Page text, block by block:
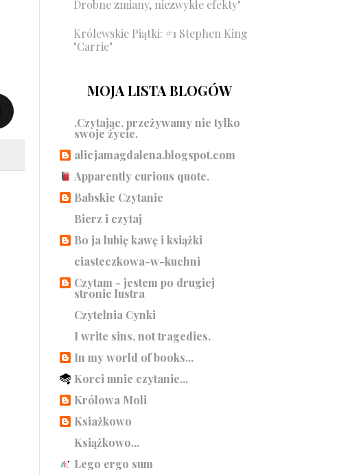
Drobne zmiany, niezwykłe efekty"
Królewskie Piątki: #1 Stephen King
"Carrie"
MOJA LISTA BLOGÓW
.Czytając, przeżywamy nie tylko
swoje życie.
alicjamagdalena.blogspot.com
Apparently curious quote.
Babskie Czytanie
Bierz i czytaj
Bo ja lubię kawę i książki
ciasteczkowa-w-kuchni
Czytam - jestem po drugiej
stronie lustra
Czytelnia Cynki
I write sins, not tragedies.
In my world of books...
Korci mnie czytanie...
Królowa Moli
Ksiażkowo
Książkowo...
Lego ergo sum